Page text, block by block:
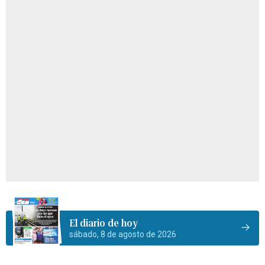
El diario de hoy
sábado, 8 de agosto de 2026